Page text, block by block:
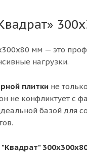
мм — это
нагрузки.
плитки не
не конфликтует с
базой для